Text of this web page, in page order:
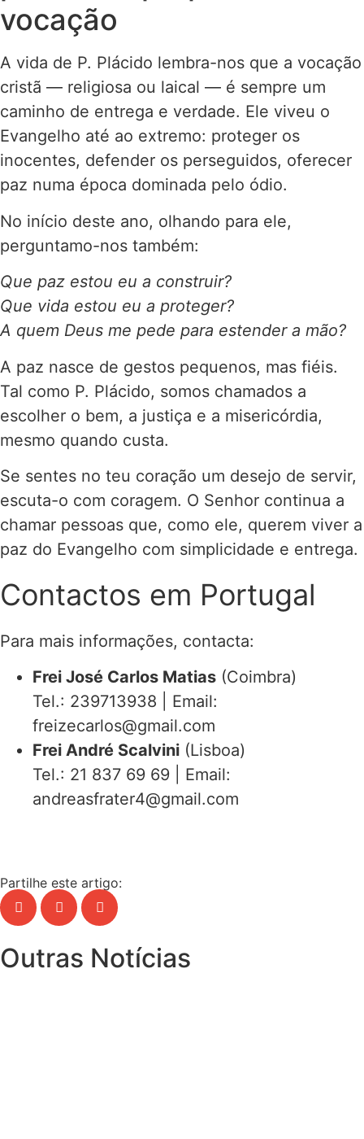
vocação
A vida de P. Plácido lembra-nos que a vocação
cristã — religiosa ou laical — é sempre um
caminho de entrega e verdade. Ele viveu o
Evangelho até ao extremo: proteger os
inocentes, defender os perseguidos, oferecer
paz numa época dominada pelo ódio.
No início deste ano, olhando para ele,
perguntamo-nos também:
Que paz estou eu a construir?
Que vida estou eu a proteger?
A quem Deus me pede para estender a mão?
A paz nasce de gestos pequenos, mas fiéis.
Tal como P. Plácido, somos chamados a
escolher o bem, a justiça e a misericórdia,
mesmo quando custa.
Se sentes no teu coração um desejo de servir,
escuta-o com coragem. O Senhor continua a
chamar pessoas que, como ele, querem viver a
paz do Evangelho com simplicidade e entrega.
Contactos em Portugal
Para mais informações, contacta:
Frei José Carlos Matias (Coimbra)
Tel.: 239713938 | Email:
freizecarlos@gmail.com
Frei André Scalvini (Lisboa)
Tel.: 21 837 69 69 | Email:
andreasfrater4@gmail.com
Partilhe este artigo:
Outras Notícias